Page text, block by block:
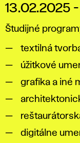
13.02.2025
Študijné
textilná
úžitkové
grafika a iné
digitálne